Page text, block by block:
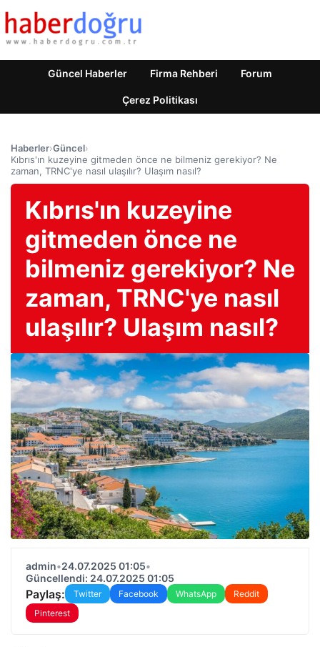
Güncel Haberler Firma Rehberi Forum
Çerez Politikası
Haberler›Güncel›
Kıbrıs'ın kuzeyine gitmeden önce ne bilmeniz gerekiyor? Ne
zaman, TRNC'ye nasıl ulaşılır? Ulaşım nasıl?
Kıbrıs'ın kuzeyine
gitmeden önce ne
bilmeniz gerekiyor? Ne
zaman, TRNC'ye nasıl
ulaşılır? Ulaşım nasıl?
admin•24.07.2025 01:05•
Güncellendi: 24.07.2025 01:05
Paylaş: Twitter Facebook WhatsApp
Reddit
Pinterest